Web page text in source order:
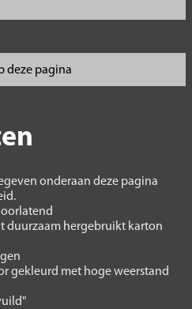
onderaan deze pagina
duurzaam hergebruikt karton
gekleurd met hoge weerstand